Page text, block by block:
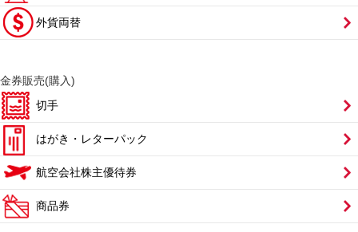
外貨両替
金券販売(購入)
切手
はがき・レターパック
航空会社株主優待券
商品券